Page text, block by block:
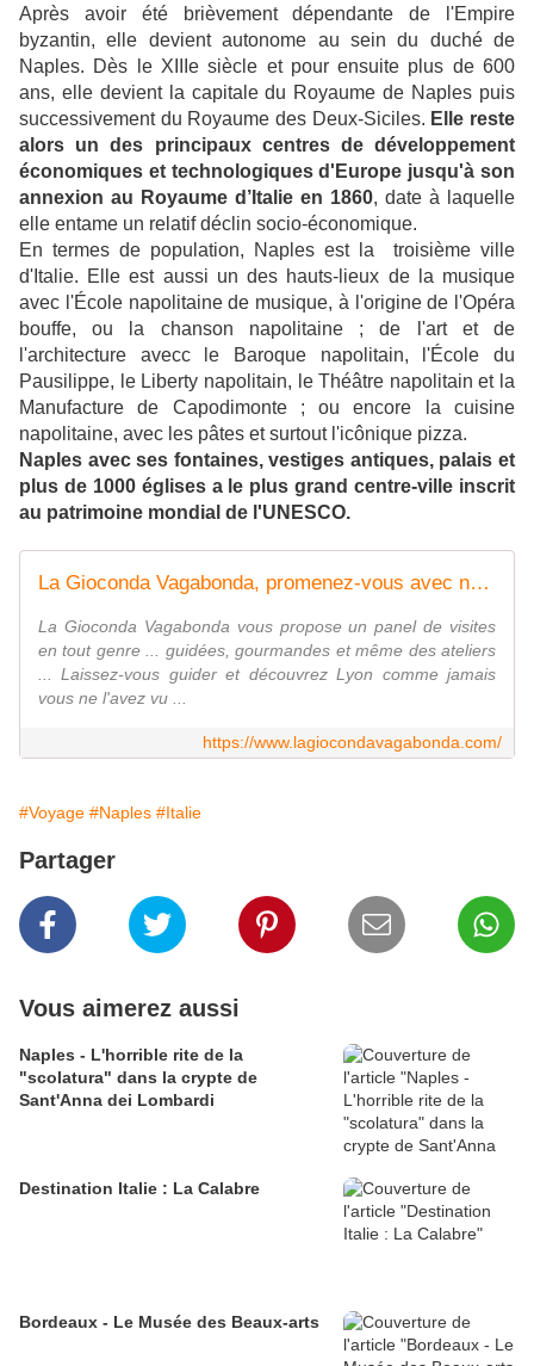
Après avoir été brièvement dépendante de l'Empire
byzantin, elle devient autonome au sein du duché de
Naples. Dès le XIIIe siècle et pour ensuite plus de 600
ans, elle devient la capitale du Royaume de Naples puis
successivement du Royaume des Deux-Siciles. Elle reste
alors un des principaux centres de développement
économiques et technologiques d'Europe jusqu'à son
annexion au Royaume d’Italie en 1860, date à laquelle
elle entame un relatif déclin socio-économique.
En termes de population, Naples est la troisième ville
d'Italie. Elle est aussi un des hauts-lieux de la musique
avec l'École napolitaine de musique, à l'origine de l'Opéra
bouffe, ou la chanson napolitaine ; de l'art et de
l'architecture avecc le Baroque napolitain, l'École du
Pausilippe, le Liberty napolitain, le Théâtre napolitain et la
Manufacture de Capodimonte ; ou encore la cuisine
napolitaine, avec les pâtes et surtout l'icônique pizza.
Naples avec ses fontaines, vestiges antiques, palais et
plus de 1000 églises a le plus grand centre-ville inscrit
au patrimoine mondial de l'UNESCO.
La Gioconda Vagabonda, promenez-vous avec nous
La Gioconda Vagabonda vous propose un panel de visites
en tout genre ... guidées, gourmandes et même des ateliers
... Laissez-vous guider et découvrez Lyon comme jamais
vous ne l'avez vu ...
https://www.lagiocondavagabonda.com/
#Voyage #Naples #Italie
Partager
Vous aimerez aussi
Naples - L'horrible rite de la
"scolatura" dans la crypte de
Sant'Anna dei Lombardi
Destination Italie : La Calabre
Bordeaux - Le Musée des Beaux-arts